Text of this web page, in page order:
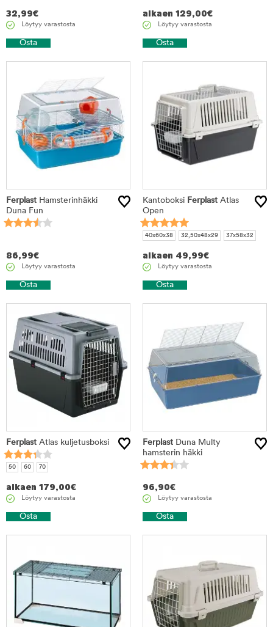
32,99€
Löytyy varastosta
Osta
alkaen 129,00€
Löytyy varastosta
Osta
Ferplast Hamsterinhäkki
Duna Fun
86,99€
Löytyy varastosta
Osta
Kantoboksi Ferplast Atlas
Open
40x60x38 32,50x48x29 37x58x32
alkaen 49,99€
Löytyy varastosta
Osta
Ferplast Atlas kuljetusboksi
50 60 70
alkaen 179,00€
Löytyy varastosta
Osta
Ferplast Duna Multy
hamsterin häkki
96,90€
Löytyy varastosta
Osta